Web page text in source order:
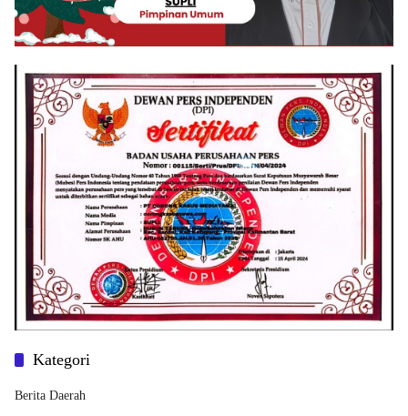
Kategori
Berita Daerah